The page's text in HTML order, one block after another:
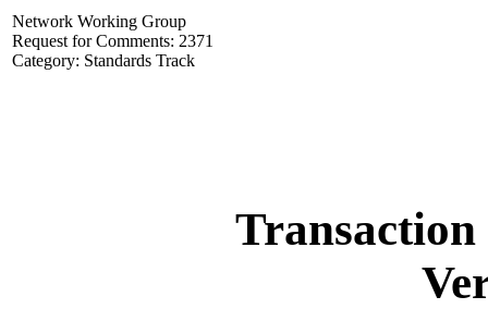
Network Working Group
Request for Comments: 2371
Category: Standards Track